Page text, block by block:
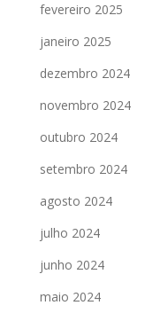
fevereiro 2025
janeiro 2025
dezembro 2024
novembro 2024
outubro 2024
setembro 2024
agosto 2024
julho 2024
junho 2024
maio 2024